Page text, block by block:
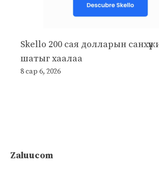
Skello 200 сая долларын
шатыг хаалаа
8 сар 6, 2026
Zaluucom